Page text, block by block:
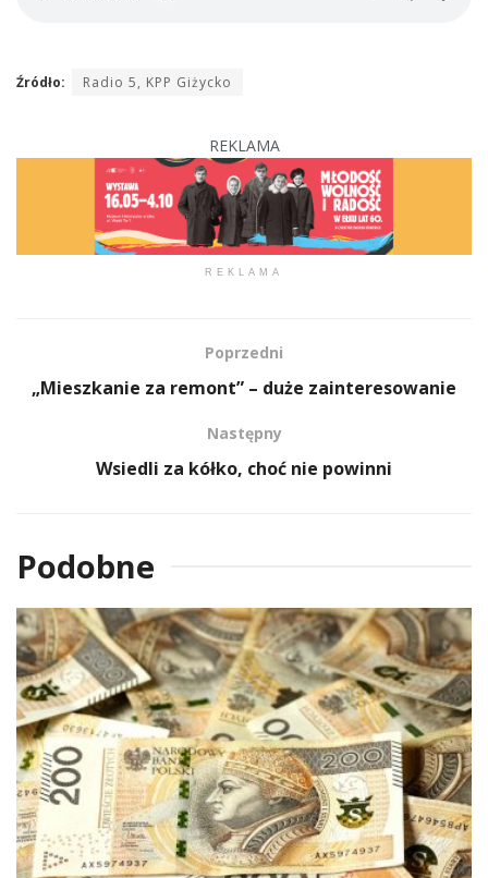
Źródło: Radio 5, KPP Giżycko
REKLAMA
REKLAMA
Poprzedni
„Mieszkanie za remont” – duże zainteresowanie
Następny
Wsiedli za kółko, choć nie powinni
Podobne